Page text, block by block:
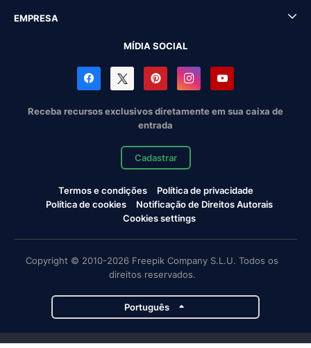
EMPRESA
MÍDIA SOCIAL
Receba recursos exclusivos diretamente em sua caixa de
entrada
Cadastrar
Termos e condições
Política de privacidade
Política de cookies
Notificação de Direitos Autorais
Cookies settings
Copyright © 2010-2026 Freepik Company S.L.U. Todos os
direitos reservados.
Português